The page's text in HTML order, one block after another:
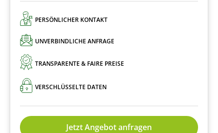
PERSÖNLICHER KONTAKT
UNVERBINDLICHE ANFRAGE
TRANSPARENTE & FAIRE PREISE
VERSCHLÜSSELTE DATEN
Jetzt Angebot anfragen